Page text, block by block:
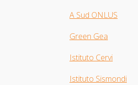
A Sud ONLUS
Green Gea
Istituto Cervi
Istituto Sismondi